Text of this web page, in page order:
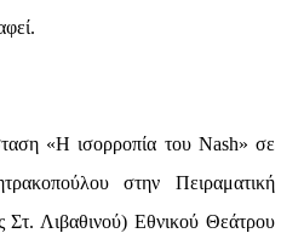
«Η ισορροπία του Nash» σε
στην Πειραματική
Στ. Λιβαθινού) Εθνικού Θεάτρου